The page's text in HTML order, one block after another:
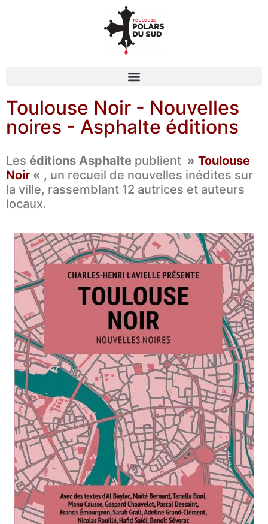
Toulouse Noir - Nouvelles
noires - Asphalte éditions
Les éditions Asphalte publient » Toulouse
Noir « , un recueil de nouvelles inédites sur
la ville, rassemblant 12 autrices et auteurs
locaux.